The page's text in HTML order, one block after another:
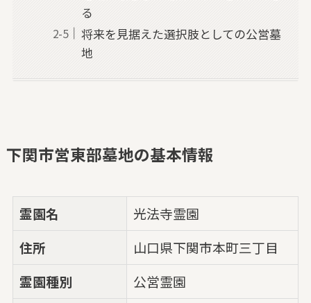
る
将来を見据えた選択肢としての公営墓
地
下関市営東部墓地の基本情報
霊園名
光法寺霊園
住所
山口県下関市本町三丁目
霊園種別
公営霊園